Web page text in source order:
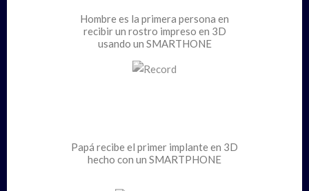
Hombre es la primera persona en
recibir un rostro impreso en 3D
usando un SMARTHONE
Papá recibe el primer implante en 3D
hecho con un SMARTPHONE